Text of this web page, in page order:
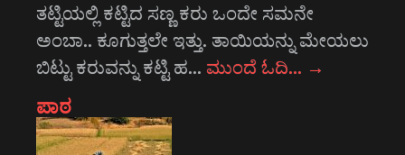
ತಟ್ಟಿಯಲ್ಲಿ ಕಟ್ಟಿದ ಸಣ್ಣ ಕರು ಒಂದೇ ಸಮನೇ
ಅಂಬಾ.. ಕೂಗುತ್ತಲೇ ಇತ್ತು. ತಾಯಿಯನ್ನು ಮೇಯಲು
ಬಿಟ್ಟು ಕರುವನ್ನು ಕಟ್ಟಿ ಹ… ಮುಂದೆ ಓದಿ… →
ಪಾಠ